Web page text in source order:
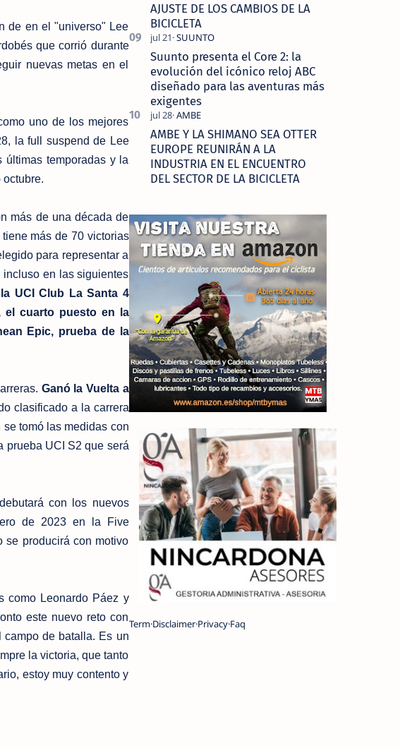
de en el "universo" Lee
que corrió durante
nuevas metas en el
uno de los mejores
la full suspend de Lee
temporadas y la
más de una década de
más de 70 victorias
para representar a
en las siguientes
UCI Club La Santa 4
el cuarto puesto en la
Epic, prueba de la
Ganó la Vuelta a
clasificado a la carrera
tomó las medidas con
prueba UCI S2 que será
con los nuevos
de 2023 en la Five
se producirá con motivo
como Leonardo Páez y
este nuevo reto con
de batalla. Es un
la victoria, que tanto
estoy muy contento y
AJUSTE DE LOS CAMBIOS DE LA
BICICLETA
Suunto presenta el Core 2: la
evolución del icónico reloj ABC
diseñado para las aventuras más
exigentes
AMBE Y LA SHIMANO SEA OTTER
EUROPE REUNIRÁN A LA
INDUSTRIA EN EL ENCUENTRO
DEL SECTOR DE LA BICICLETA
TermDisclaimerPrivacyFaq